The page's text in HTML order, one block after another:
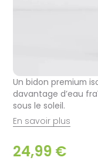
Un bidon premium
davantage d’eau
sous le soleil.
En savoir plus
24,99 €